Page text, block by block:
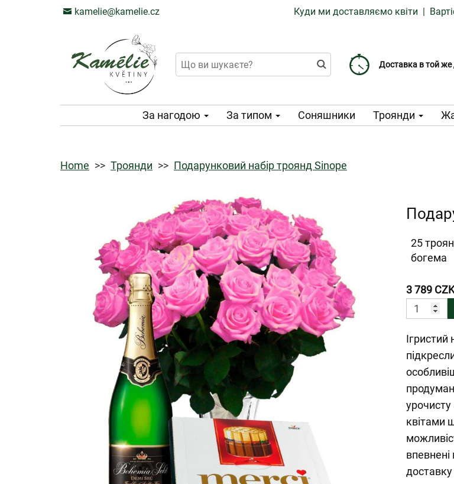
kamelie@kamelie.cz Куди ми доставляємо квіти |
Доставка в той же
Доставка від 99 CZK
Виберіть дату
За нагодою За типом Соняшники Троянди
Home Троянди Подарунковий набір троянд Sinope
25
богема
3 789 CZK
квітами